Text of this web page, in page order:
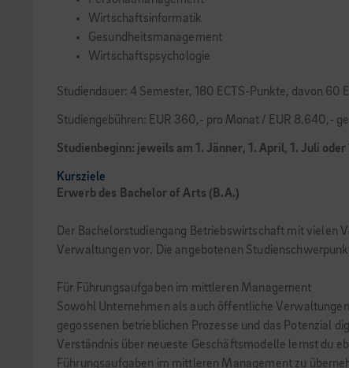
Wirtschaftsinformatik
Gesundheitsmanagement
Wirtschaftspsychologie
Studiendauer: 4 Semester, 180 ECTS-Punkte, davon 60
Studiengebühren: EUR 360,- pro Monat / EUR 8.640,-
Studienbeginn: jeweils am 1. Jänner, 1. April, 1. Juli oder
Kursziele
Erwerb des Bachelor of Arts (B.A.)
Der Bachelorstudiengang Betriebswirtschaft mit vielen
Verwaltungen vor. Die angebotenen
Für Führungsaufgaben im mittleren Management
Sowohl Unternehmen als auch öffentliche
gegossenen betrieblichen Prozesse und das Potenzial
Verständnis über neueste Geschäftsmodelle lernst du
Führungsaufgaben im mittleren Management zu